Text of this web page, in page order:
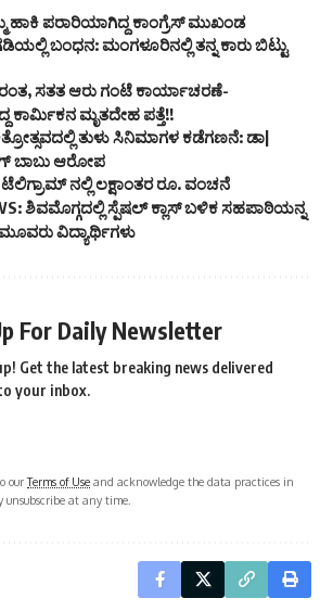
ಹಾಕಿ ಪರಾರಿಯಾಗಿದ್ದ ಕಾಂಗ್ರೆಸ್ ಮುಖಂಡ
ಬಂಧನ: ಮಂಗಳೂರಿನಲ್ಲಿ ತನ್ನ ಕಾರು ಬಿಟ್ಟು
ಸತತ ಆರು ಗಂಟೆ ಕಾರ್ಯಾಚರಣೆ-
ಕಾರ್ಮಿಕನ ಮೃತದೇಹ ಪತ್ತೆ!!
ತುಳು ಸಿನಿಮಾಗಳ ಕಡೆಗಣನೆ: ಡಾ|
ಬಾಬು ಆರೋಪ
ನಲ್ಲಿ ಲಕ್ಷಾಂತರ ರೂ. ವಂಚನೆ
ಶಿವಮೊಗ್ಗದಲ್ಲಿ ಸ್ಪೆಷಲ್ ಕ್ಲಾಸ್ ಬಳಿಕ ಸಹಪಾಠಿಯನ್ನ
ವಿದ್ಯಾರ್ಥಿಗಳು
For Daily Newsletter
Get the latest breaking news delivered
your inbox.
ourTerms of Use and acknowledge the data practices in
unsubscribe at any time.